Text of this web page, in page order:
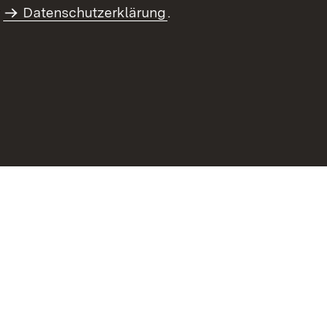
Datenschutzerklärung.